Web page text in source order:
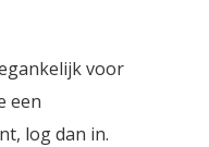
voor
een
log dan in.